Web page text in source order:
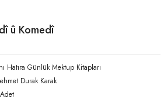
û Komedî
Hatıra Günlük Mektup Kitapları
Durak Karak